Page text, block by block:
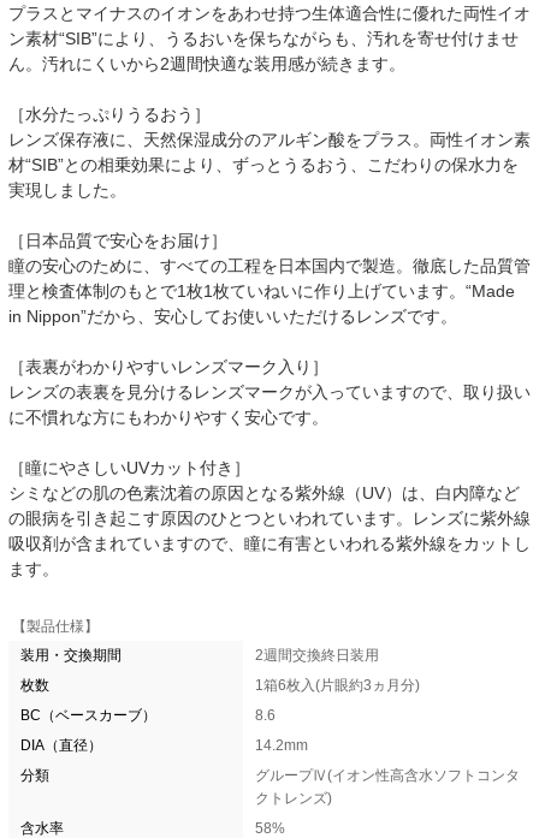
プラスとマイナスのイオンをあわせ持つ生体適合性に優れた両性イオ
ン素材“SIB”により、うるおいを保ちながらも、汚れを寄せ付けませ
ん。汚れにくいから2週間快適な装用感が続きます。
［水分たっぷりうるおう］
レンズ保存液に、天然保湿成分のアルギン酸をプラス。両性イオン素
材“SIB”との相乗効果により、ずっとうるおう、こだわりの保水力を
実現しました。
［日本品質で安心をお届け］
瞳の安心のために、すべての工程を日本国内で製造。徹底した品質管
理と検査体制のもとで1枚1枚ていねいに作り上げています。“Made
in Nippon”だから、安心してお使いいただけるレンズです。
［表裏がわかりやすいレンズマーク入り］
レンズの表裏を見分けるレンズマークが入っていますので、取り扱い
に不慣れな方にもわかりやすく安心です。
［瞳にやさしいUVカット付き］
シミなどの肌の色素沈着の原因となる紫外線（UV）は、白内障など
の眼病を引き起こす原因のひとつといわれています。レンズに紫外線
吸収剤が含まれていますので、瞳に有害といわれる紫外線をカットし
ます。
【製品仕様】
装用・交換期間
2週間交換終日装用
枚数
1箱6枚入(片眼約3ヵ月分)
BC（ベースカーブ）
8.6
DIA（直径）
14.2mm
分類
グループⅣ(イオン性高含水ソフトコンタ
クトレンズ)
含水率
58%